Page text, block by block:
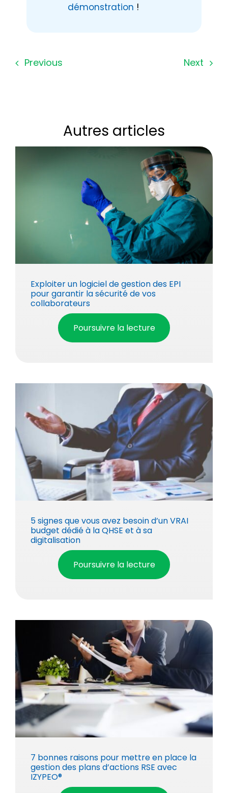
démonstration !
Previous Next
Autres articles
Exploiter un logiciel de gestion des EPI
pour garantir la sécurité de vos
collaborateurs
Poursuivre la lecture
5 signes que vous avez besoin d’un VRAI
budget dédié à la QHSE et à sa
digitalisation
Poursuivre la lecture
7 bonnes raisons pour mettre en place la
gestion des plans d’actions RSE avec
IZYPEO®